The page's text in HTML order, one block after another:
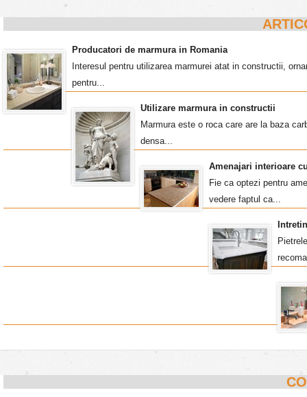
Producatori de marmura in Romania
Interesul pentru utilizarea marmurei atat in constructii,
pentru...
Utilizare marmura in constructii
Marmura este o roca care are la baza
densa...
Amenajari interioare
Fie ca optezi pentru
vedere faptul ca...